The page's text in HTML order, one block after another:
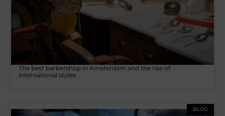
The best barbershop in Amsterdam and the rise of
international styles
BLOG